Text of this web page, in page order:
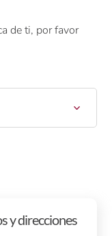
de ti, por favor
y direcciones